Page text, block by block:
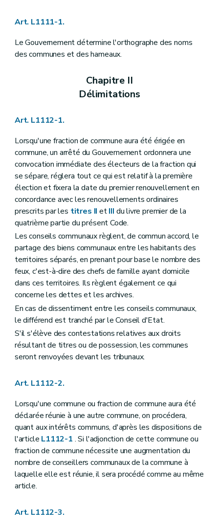
Art. L1122-27
Art. L1122-28
Art. L1122-29
Art. L1122-30
Art. L1122-31
Art. L1122-32
Chapitre III Le bourgmestre et le collège communal
Section première Les groupes politiques et le pacte de majorité
Art. L1123-1
Art. L1123-2
Section 2 Le collège communal
Art. L1123-3
Art. L1123-4
Art. L1123-5
Art. L1123-6
Art. L1123-7
Art. L1123-8
Art. L1123-9
Art. L1123-10
Art. L1123-11
Art. L1123-12
Art. L1123-13
Section 3 La mise en oeuvre de la responsabilité du collège communal
Section (4– Décret du 8 décembre 2005, art. 15) . - Traitement et costume des bourgmestre et échevins
Art. L1123-15
Art. L1123-16
Art. L1123-17
Art. L1123-18
Section (5– Décret du 8 décembre 2005, art. 15) . - Réunions et délibérations du (collège communal)
Section ( 6– Décret du 8 décembre 2005, art. 15) . - Attributions du (collège communal)
Art. L1123-23
Art. L1123-24
Art. L1123-25
Art. L1123-26
Art. L1123-27
Art. L1123-28
Section (7– Décret du 8 décembre 2005, art. 15) . - Attributions du bourgmestre
Art. L1123-29
Art. L1111-1.
Le Gouvernement détermine l'orthographe des noms
des communes et des hameaux.
Chapitre II
Délimitations
Art. L1112-1.
Lorsqu'une fraction de commune aura été érigée en
commune, un arrêté du Gouvernement ordonnera une
convocation immédiate des électeurs de la fraction qui
se sépare, réglera tout ce qui est relatif à la première
élection et fixera la date du premier renouvellement en
concordance avec les renouvellements ordinaires
prescrits par les titres II etIII du livre premier de la
quatrième partie du présent Code.
Les conseils communaux règlent, de commun accord, le
partage des biens communaux entre les habitants des
territoires séparés, en prenant pour base le nombre des
feux, c'est-à-dire des chefs de famille ayant domicile
dans ces territoires. Ils règlent également ce qui
concerne les dettes et les archives.
En cas de dissentiment entre les conseils communaux,
le différend est tranché par le Conseil d'Etat.
S'il s'élève des contestations relatives aux droits
résultant de titres ou de possession, les communes
seront renvoyées devant les tribunaux.
Art. L1112-2.
Lorsqu'une commune ou fraction de commune aura été
déclarée réunie à une autre commune, on procédera,
quant aux intérêts communs, d'après les dispositions de
l'article L1112-1 . Si l'adjonction de cette commune ou
fraction de commune nécessite une augmentation du
nombre de conseillers communaux de la commune à
laquelle elle est réunie, il sera procédé comme au même
article.
Art. L1112-3.